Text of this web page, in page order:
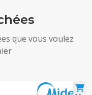
que vous voulez